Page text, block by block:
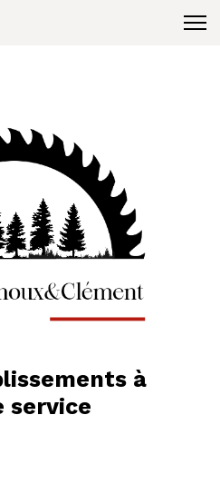
à
service